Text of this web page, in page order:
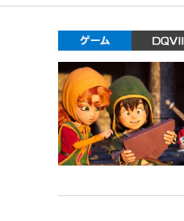
ゲーム